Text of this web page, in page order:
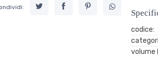
codice:
volume